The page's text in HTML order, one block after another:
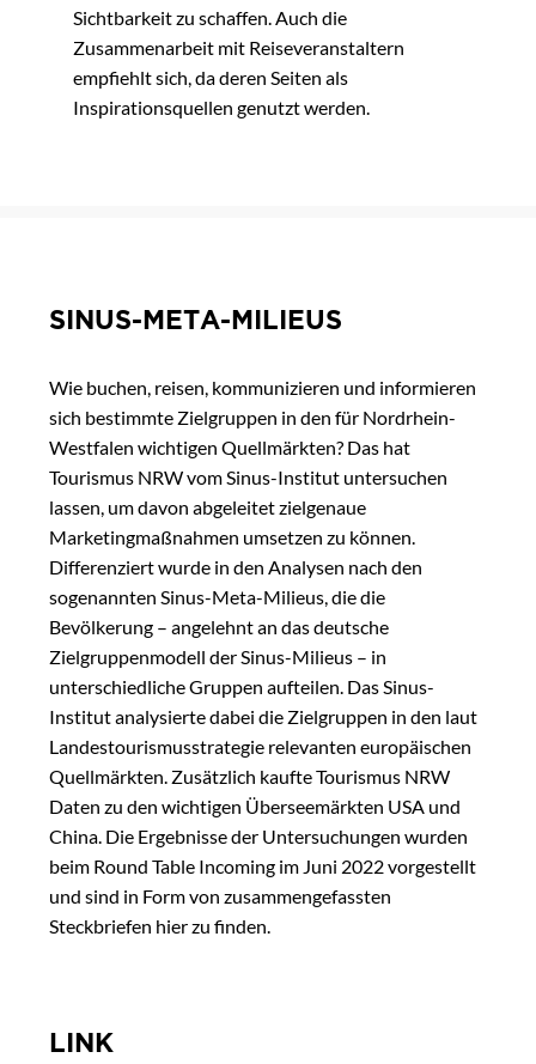
Sichtbarkeit zu schaffen. Auch die
Zusammenarbeit mit Reiseveranstaltern
empfiehlt sich, da deren Seiten als
Inspirationsquellen genutzt werden.
SINUS-META-MILIEUS
Wie buchen, reisen, kommunizieren und informieren
sich bestimmte Zielgruppen in den für Nordrhein-
Westfalen wichtigen Quellmärkten? Das hat
Tourismus NRW vom Sinus-Institut untersuchen
lassen, um davon abgeleitet zielgenaue
Marketingmaßnahmen umsetzen zu können.
Differenziert wurde in den Analysen nach den
sogenannten Sinus-Meta-Milieus, die die
Bevölkerung – angelehnt an das deutsche
Zielgruppenmodell der Sinus-Milieus – in
unterschiedliche Gruppen aufteilen. Das Sinus-
Institut analysierte dabei die Zielgruppen in den laut
Landestourismusstrategie relevanten europäischen
Quellmärkten. Zusätzlich kaufte Tourismus NRW
Daten zu den wichtigen Überseemärkten USA und
China. Die Ergebnisse der Untersuchungen wurden
beim Round Table Incoming im Juni 2022 vorgestellt
und sind in Form von zusammengefassten
Steckbriefen hier zu finden.
LINK